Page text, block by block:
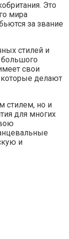
Это
мира
за звание
стилей и
свои
делают
стилем, но и
для многих
и